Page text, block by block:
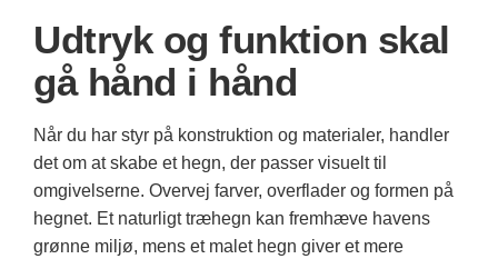
Udtryk og funktion skal
gå hånd i hånd
Når du har styr på konstruktion og materialer, handler
det om at skabe et hegn, der passer visuelt til
omgivelserne. Overvej farver, overflader og formen på
hegnet. Et naturligt træhegn kan fremhæve havens
grønne miljø, mens et malet hegn giver et mere